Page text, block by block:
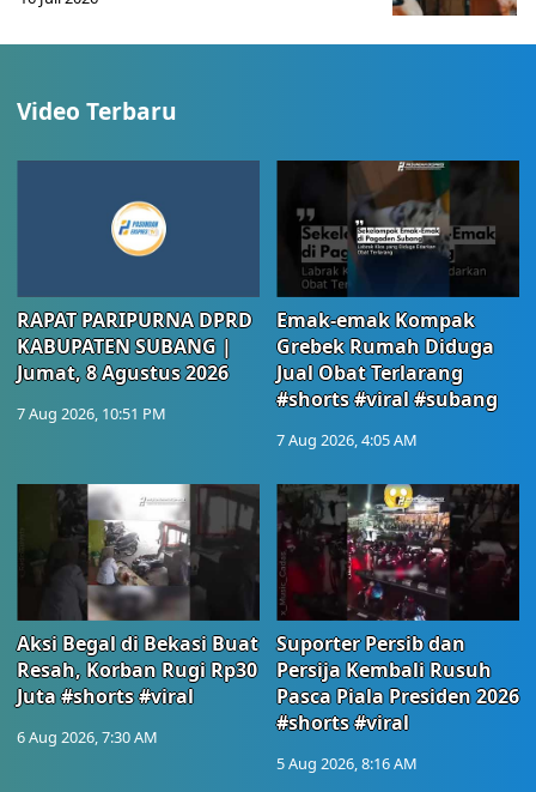
Video Terbaru
RAPAT PARIPURNA DPRD
KABUPATEN SUBANG |
Jumat, 8 Agustus 2026
7 Aug 2026, 10:51 PM
Emak-emak Kompak
Grebek Rumah Diduga
Jual Obat Terlarang
#shorts #viral #subang
7 Aug 2026, 4:05 AM
Aksi Begal di Bekasi Buat
Resah, Korban Rugi Rp30
Juta #shorts #viral
6 Aug 2026, 7:30 AM
Suporter Persib dan
Persija Kembali Rusuh
Pasca Piala Presiden 2026
#shorts #viral
5 Aug 2026, 8:16 AM